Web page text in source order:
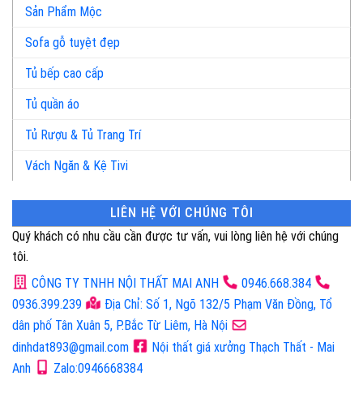
Sản Phẩm Mộc
Sofa gỗ tuyệt đẹp
Tủ bếp cao cấp
Tủ quần áo
Tủ Rượu & Tủ Trang Trí
Vách Ngăn & Kệ Tivi
LIÊN HỆ VỚI CHÚNG TÔI
Quý khách có nhu cầu cần được tư vấn, vui lòng liên hệ với chúng
tôi.
CÔNG TY TNHH NỘI THẤT MAI ANH
0946.668.384
0936.399.239
Địa Chỉ: Số 1, Ngõ 132/5 Phạm Văn Đồng, Tổ
dân phố Tân Xuân 5, P.Bắc Từ Liêm, Hà Nội
dinhdat893@gmail.com
Nội thất giá xưởng Thạch Thất - Mai
Anh
Zalo:0946668384